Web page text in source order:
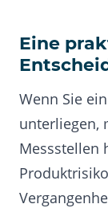
Eine
Wenn Sie
unterliegen,
Messstellen